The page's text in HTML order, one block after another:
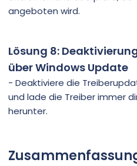
angeboten wird.
Lösung 8:
über Windows Update
- Deaktiviere die
und lade die Treiber immer
herunter.